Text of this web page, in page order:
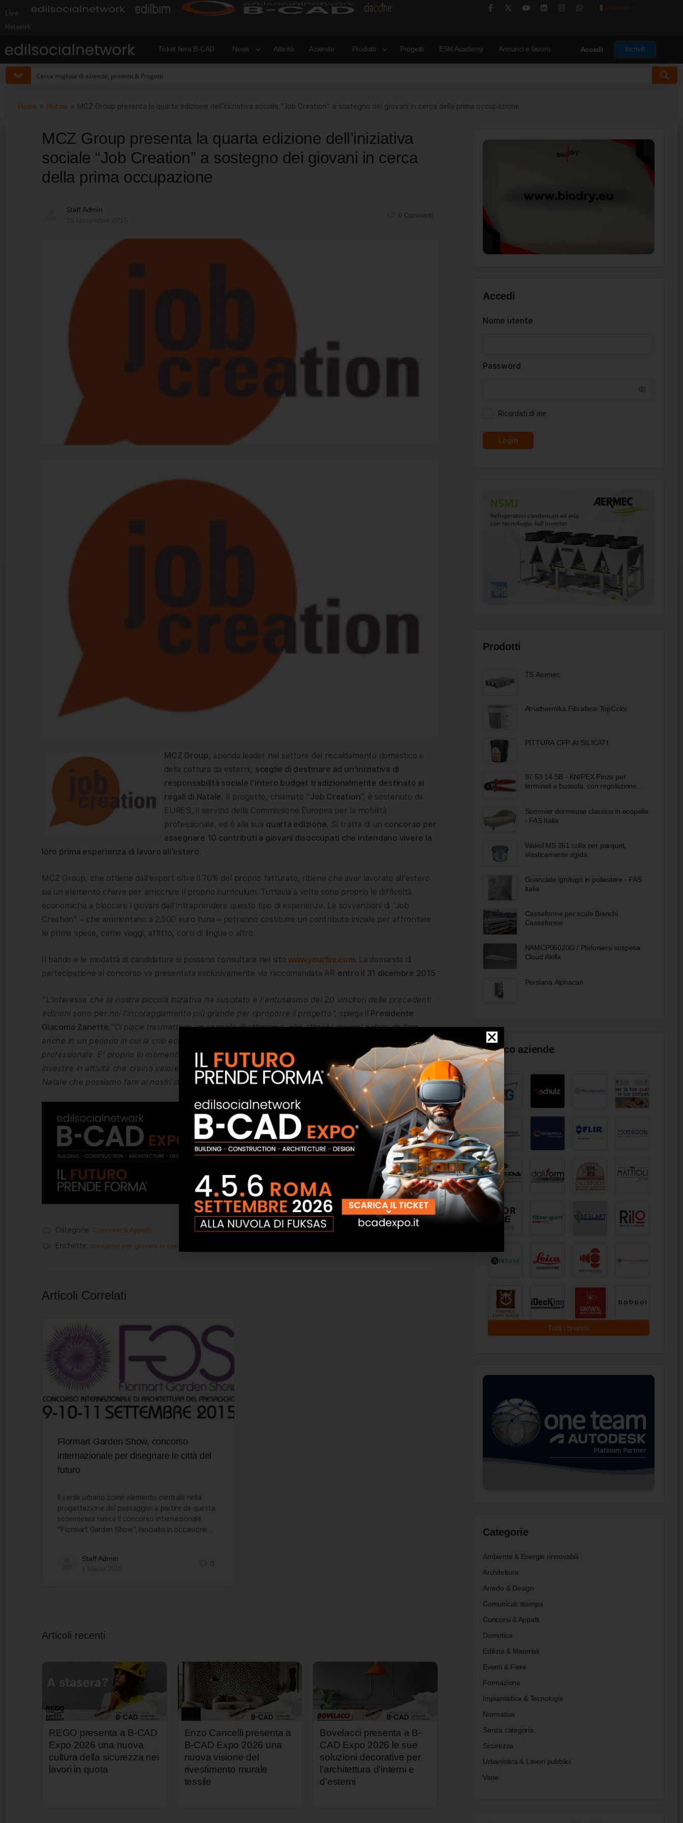
Live
Network
Italiano
Ticket fiera B-CAD News Attività Aziende Prodotti Progetti ESN Academy Annunci e lavoro Accedi Iscriviti
Home » Notizie » MCZ Group presenta la quarta edizione dell’iniziativa sociale “Job Creation” a sostegno dei giovani in cerca della prima occupazione
MCZ Group presenta la quarta edizione dell’iniziativa
sociale “Job Creation” a sostegno dei giovani in cerca
della prima occupazione
Staff Admin
0 Commenti
MCZ Group, azienda leader nel settore del riscaldamento domestico e
della cottura da esterni, sceglie di destinare ad un’iniziativa di
responsabilità sociale l’intero budget tradizionalmente destinato ai
regali di Natale. Il progetto, chiamato “Job Creation”, è sostenuto da
EURES, il servizio della Commissione Europea per la mobilità
professionale, ed è alla sua quarta edizione. Si tratta di un concorso per
assegnare 10 contributi a giovani disoccupati che intendano vivere la
loro prima esperienza di lavoro all’estero.
MCZ Group, che ottiene dall’export oltre il 70% del proprio fatturato, ritiene che aver lavorato all’estero
sia un elemento chiave per arricchire il proprio curriculum. Tuttavia a volte sono proprio le difficoltà
economiche a bloccare i giovani dall’intraprendere questo tipo di esperienze. Le sovvenzioni di “Job
Creation” – che ammontano a 2.500 euro l’una – potranno costituire un contributo iniziale per affrontare
le prime spese, come viaggi, affitto, corsi di lingua o altro.
Il bando e le modalità di candidatura si possono consultare nel sitowww.yourfire.com. La domanda di
partecipazione al concorso va presentata esclusivamente via raccomandata AR entro il 31 dicembre 2015
“L’interesse che la nostra piccola iniziativa ha suscitato e l’entusiasmo dei 20 vincitori delle precedenti
edizioni sono per noi l’incoraggiamento più grande per riproporre il progetto”, spiega il Presidente
Giacomo Zanette. “Ci piace trasmettere un segnale di ottimismo, che stimoli i giovani a darsi da fare
anche in un periodo in cui la crisi economica sembra eliminare ogni tipo di sogno o di prospettiva
professionale. E’ proprio in momenti come questi –prosegue il Presidente
– che le imprese dovrebbero
investire in attività che creino valore sociale. Siamo convinti che Job Creation sia il miglior regalo di
Natale che possiamo fare ai nostri clienti e a tutti i nostri dipendenti”
Categorie: Concorsi & Appalti
Etichette: concorso per giovani in cerca di occupazione
Articoli Correlati
Flormart Garden Show, concorso
internazionale per disegnare le città del
futuro
Il verde urbano come elemento centrale nella
progettazione del paesaggio: a partire da questa
scommessa nasce il concorso internazionale
“Flormart Garden Show”, lanciato in occasione…
Staff Admin
0
Articoli recenti
REGO presenta a B-CAD
Expo 2026 una nuova
cultura della sicurezza nei
lavori in quota
Enzo Cancelli presenta a
B-CAD Expo 2026 una
nuova visione del
rivestimento murale
tessile
Bovelacci presenta a B-
CAD Expo 2026 le sue
soluzioni decorative per
l’architettura d’interni e
d’esterni
Accedi
Nome utente
Password
Ricordati di me
Prodotti
TS Aermec
Atriathermika Fibraface TopColor
PITTURA CFP AI SILICATI
97 53 14 SB - KNIPEX Pinza per
terminali a bussola, con regolazione
brunita 180 mm
Sommier dormeuse classico in ecopelle
- FAS Italia
Wakol MS 261 colla per parquet,
elasticamente rigida
Guanciale ignifugo in poliestere - FAS
Italia
Casseforme per scale Bianchi
Casseforme
NAMCP06020G / Plafoniera sospesa
Cloud Akifix
Persiana Alphacan
Elenco aziende
Tutti i brands
Categorie
Ambiente & Energie rinnovabili
Architettura
Arredo & Design
Comunicati stampa
Concorsi & Appalti
Domotica
Edilizia & Materiali
Eventi & Fiere
Formazione
Impiantistica & Tecnologie
Normativa
Senza categoria
Sicurezza
Urbanistica & Lavori pubblici
Varie